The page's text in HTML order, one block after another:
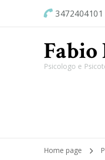
3472404101
Fabio
Psicologo e
Home page